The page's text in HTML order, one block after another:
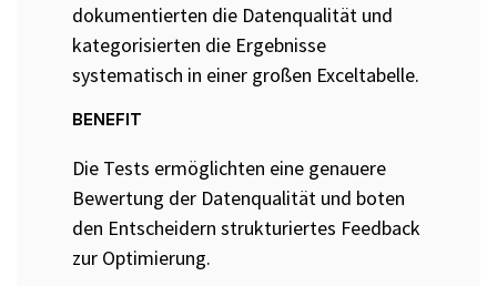
dokumentierten die Datenqualität und
kategorisierten die Ergebnisse
systematisch in einer großen Exceltabelle.
BENEFIT
Die Tests ermöglichten eine genauere
Bewertung der Datenqualität und boten
den Entscheidern strukturiertes Feedback
zur Optimierung.